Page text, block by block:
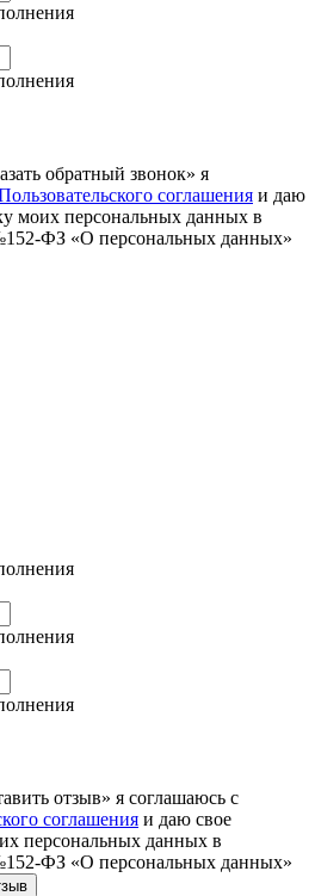
обратный звонок» я
соглашения и даю
моих персональных данных в
ФЗ «О персональных данных»
отзыв» я соглашаюсь с
соглашения и даю свое
персональных данных в
ФЗ «О персональных данных»